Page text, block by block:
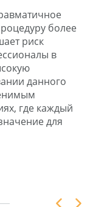
более
риск
в
данного
где каждый
для